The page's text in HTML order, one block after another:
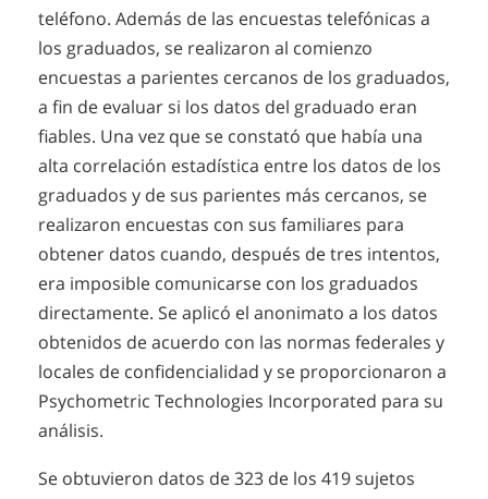
teléfono. Además de las encuestas telefónicas a
los graduados, se realizaron al comienzo
encuestas a parientes cercanos de los graduados,
a fin de evaluar si los datos del graduado eran
fiables. Una vez que se constató que había una
alta correlación estadística entre los datos de los
graduados y de sus parientes más cercanos, se
realizaron encuestas con sus familiares para
obtener datos cuando, después de tres intentos,
era imposible comunicarse con los graduados
directamente. Se aplicó el anonimato a los datos
obtenidos de acuerdo con las normas federales y
locales de confidencialidad y se proporcionaron a
Psychometric Technologies Incorporated para su
análisis.
Se obtuvieron datos de 323 de los 419 sujetos